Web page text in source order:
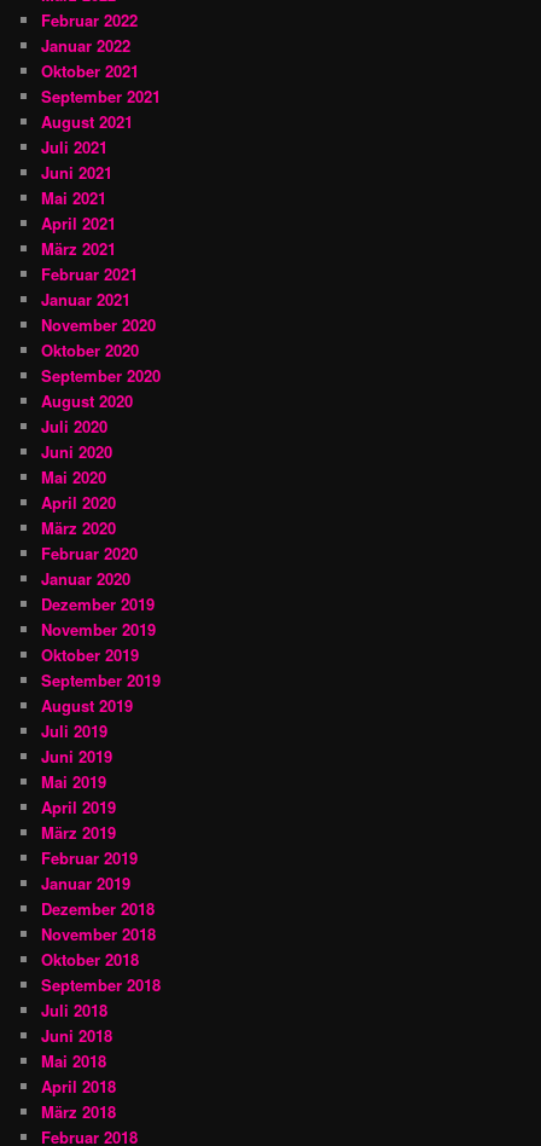
Februar 2022
Januar 2022
Oktober 2021
September 2021
August 2021
Juli 2021
Juni 2021
Mai 2021
April 2021
März 2021
Februar 2021
Januar 2021
November 2020
Oktober 2020
September 2020
August 2020
Juli 2020
Juni 2020
Mai 2020
April 2020
März 2020
Februar 2020
Januar 2020
Dezember 2019
November 2019
Oktober 2019
September 2019
August 2019
Juli 2019
Juni 2019
Mai 2019
April 2019
März 2019
Februar 2019
Januar 2019
Dezember 2018
November 2018
Oktober 2018
September 2018
Juli 2018
Juni 2018
Mai 2018
April 2018
März 2018
Februar 2018